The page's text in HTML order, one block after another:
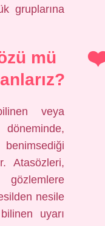
gruplarına
mü
veya
Atasözleri,
nesile
uyarı